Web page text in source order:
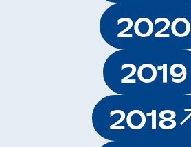
2020
2019
2018